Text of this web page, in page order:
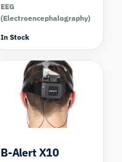
EEG
(Electroencephalography)
In Stock
B-Alert X10